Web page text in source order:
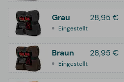
Grau 28,95 €
Eingestellt
Braun 28,95 €
Eingestellt